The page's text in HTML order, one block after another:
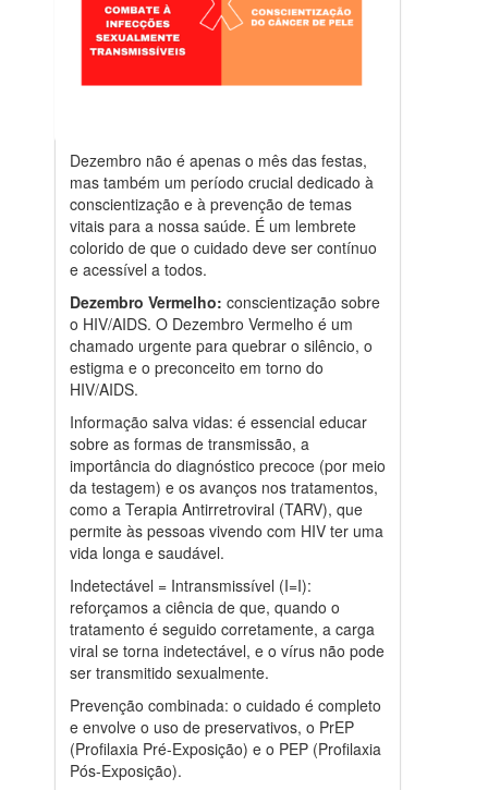
Dezembro não é apenas o mês das festas,
mas também um período crucial dedicado à
conscientização e à prevenção de temas
vitais para a nossa saúde. É um lembrete
colorido de que o cuidado deve ser contínuo
e acessível a todos.
Dezembro Vermelho: conscientização sobre
o HIV/AIDS. O Dezembro Vermelho é um
chamado urgente para quebrar o silêncio, o
estigma e o preconceito em torno do
HIV/AIDS.
Informação salva vidas: é essencial educar
sobre as formas de transmissão, a
importância do diagnóstico precoce (por meio
da testagem) e os avanços nos tratamentos,
como a Terapia Antirretroviral (TARV), que
permite às pessoas vivendo com HIV ter uma
vida longa e saudável.
Indetectável = Intransmissível (I=I):
reforçamos a ciência de que, quando o
tratamento é seguido corretamente, a carga
viral se torna indetectável, e o vírus não pode
ser transmitido sexualmente.
Prevenção combinada: o cuidado é completo
e envolve o uso de preservativos, o PrEP
(Profilaxia Pré-Exposição) e o PEP (Profilaxia
Pós-Exposição).